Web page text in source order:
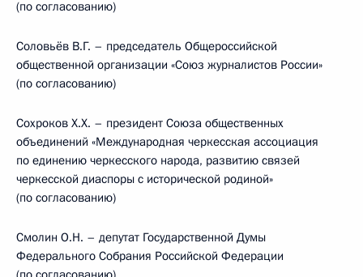
(по согласованию)
Соловьёв В.Г. – председатель Общероссийской
общественной организации «Союз журналистов России»
(по согласованию)
Сохроков Х.Х. – президент Союза общественных
объединений «Международная черкесская ассоциация
по единению черкесского народа, развитию связей
черкесской диаспоры с исторической родиной»
(по согласованию)
Смолин О.Н. – депутат Государственной Думы
Федерального Собрания Российской Федерации